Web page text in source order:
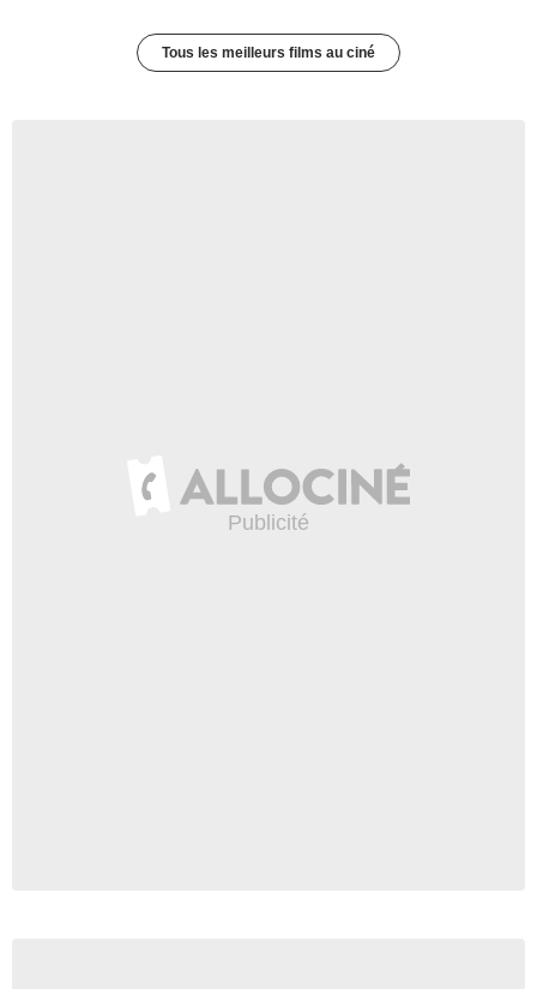
Tous les meilleurs films au ciné